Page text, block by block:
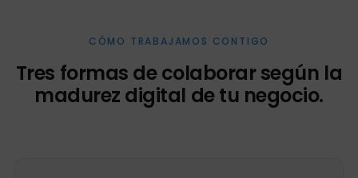
CÓMO TRABAJAMOS CONTIGO
Tres formas de colaborar según la
madurez digital de tu negocio.